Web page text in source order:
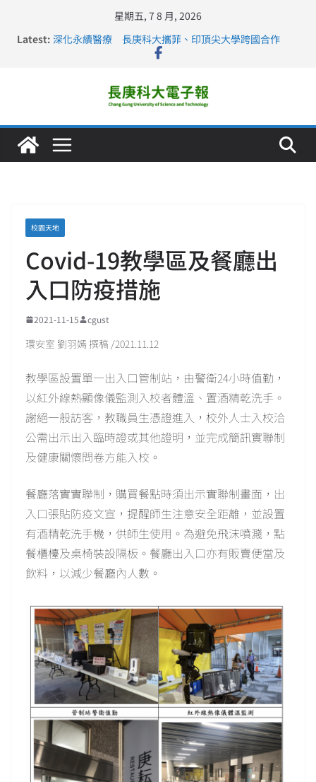
星期五, 7 8 月, 2026
Latest: 深化永續醫療 長庚科大攜菲、印頂尖大學跨國合作
長庚科大訪凱瑟醫療集團、美容學校收穫豐
仁德醫專與長庚科大締結策略聯盟 培育護理尖兵
長庚科大連四年穩居《遠見》醫學大學第5名 辦學實力再
校園天地
Covid-19教學區及餐廳出
入口防疫措施
2021-11-15 cgust
環安室 劉羽嫣 撰稿 /2021.11.12
教學區設置單一出入口管制站，由警衛24小時值勤，
以紅外線熱顯像儀監測入校者體溫、置酒精乾洗手。
謝絕一般訪客，教職員生憑證進入，校外人士入校洽
公需出示出入臨時證或其他證明，並完成簡訊實聯制
及健康關懷問卷方能入校。
餐廳落實實聯制，購買餐點時須出示實聯制畫面，出
入口張貼防疫文宣，提醒師生注意安全距離，並設置
有酒精乾洗手機，供師生使用。為避免飛沫噴濺，點
餐櫃檯及桌椅裝設隔板。餐廳出入口亦有販賣便當及
飲料，以減少餐廳內人數。